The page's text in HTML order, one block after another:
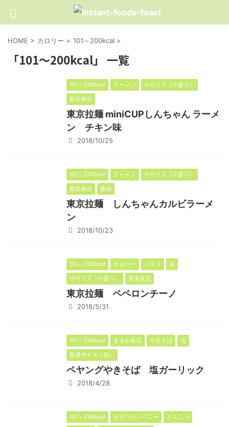
HOME > カロリー > 101～200kcal >
「101～200kcal」 一覧
101～200kcal ラーメン
小サイズ（小盛り）
新栄食品
東京拉麺 miniCUPしんちゃん ラーメ
ン チキン味
2018/10/25
101～200kcal ラーメン
小サイズ（小盛り）
新栄食品
醤油
東京拉麺 しんちゃんカルビラーメ
ン
2018/10/23
101～200kcal カロリー パスタ
塩
小サイズ（小盛り）
新栄食品
東京拉麺 ペペロンチーノ
2018/5/31
101～200kcal まるか食品 やきそば
塩
普通サイズ（並）
ペヤングやきそば 塩ガーリック
2018/4/28
101～200kcal おやつカンパニー
とんこつ